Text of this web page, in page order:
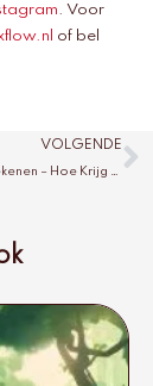
. Voor
of bel
VOLGENDE